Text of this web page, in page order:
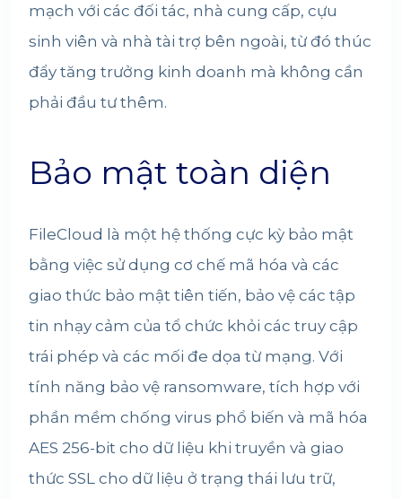
mạch với các đối tác, nhà cung cấp, cựu
sinh viên và nhà tài trợ bên ngoài, từ đó thúc
đẩy tăng trưởng kinh doanh mà không cần
phải đầu tư thêm.
Bảo mật toàn diện
FileCloud là một hệ thống cực kỳ bảo mật
bằng việc sử dụng cơ chế mã hóa và các
giao thức bảo mật tiên tiến, bảo vệ các tập
tin nhạy cảm của tổ chức khỏi các truy cập
trái phép và các mối đe dọa từ mạng. Với
tính năng bảo vệ ransomware, tích hợp với
phần mềm chống virus phổ biến và mã hóa
AES 256-bit cho dữ liệu khi truyền và giao
thức SSL cho dữ liệu ở trạng thái lưu trữ,